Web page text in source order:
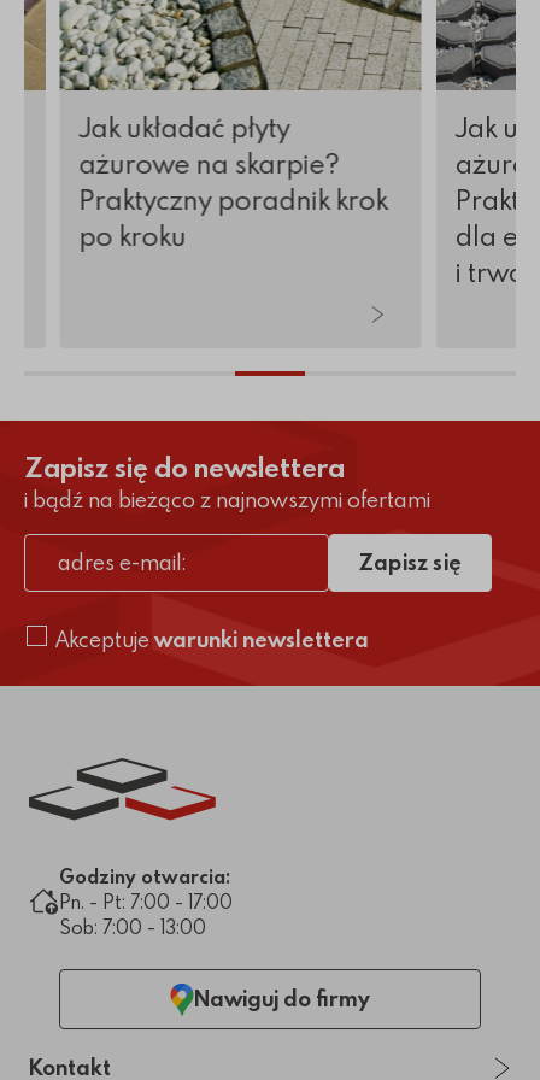
Jak układać płyty
ażurowe na skarpie?
Praktyczny poradnik krok
po kroku
Jak
dla
i
Zapisz się do newslettera
i bądź na bieżąco z najnowszymi ofertami
adres e-mail
Akceptuje warunki newslettera
Zapisz się
Link do strony głównej
Godziny otwarcia:
Pn. - Pt: 7:00 - 17:00
Sob: 7:00 - 13:00
Nawiguj do firmy
Kontakt